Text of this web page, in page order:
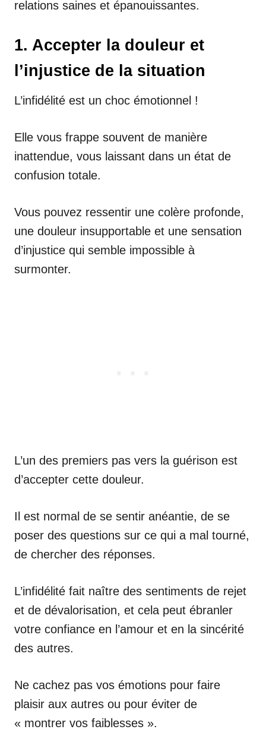
relations saines et épanouissantes.
1. Accepter la douleur et
l’injustice de la situation
L’infidélité est un choc émotionnel !
Elle vous frappe souvent de manière
inattendue, vous laissant dans un état de
confusion totale.
Vous pouvez ressentir une colère profonde,
une douleur insupportable et une sensation
d’injustice qui semble impossible à
surmonter.
L’un des premiers pas vers la guérison est
d’accepter cette douleur.
Il est normal de se sentir anéantie, de se
poser des questions sur ce qui a mal tourné,
de chercher des réponses.
L’infidélité fait naître des sentiments de rejet
et de dévalorisation, et cela peut ébranler
votre confiance en l’amour et en la sincérité
des autres.
Ne cachez pas vos émotions pour faire
plaisir aux autres ou pour éviter de
« montrer vos faiblesses ».